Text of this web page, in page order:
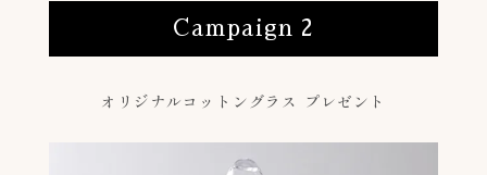
Campaign 2
オリジナルコットングラス プレゼント